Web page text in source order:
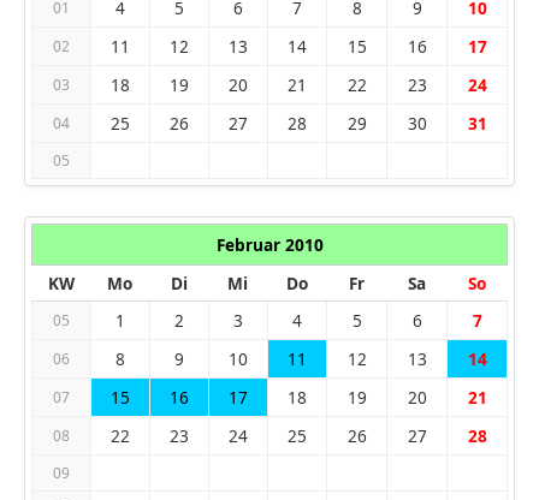
01 4 5 6 7 8 9 10
02 11 12 13 14 15 16 17
03 18 19 20 21 22 23 24
04 25 26 27 28 29 30 31
05
Februar 2010
KW
Mo Di Mi Do Fr Sa So
05 1 2 3 4 5 6 7
06 8 9 10 11 12 13 14
07 15 16 17 18 19 20 21
08 22 23 24 25 26 27 28
09